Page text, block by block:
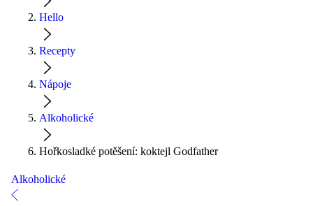
Hello
Recepty
Nápoje
Alkoholické
Hořkosladké potěšení: koktejl Godfather
Alkoholické